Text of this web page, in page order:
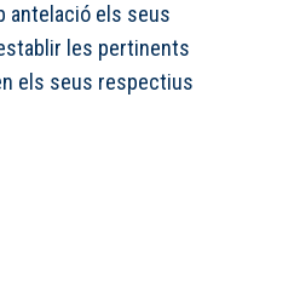
antelació els seus
les pertinents
els seus respectius